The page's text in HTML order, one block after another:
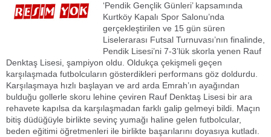
‘Pendik Gençlik Günleri’ kapsamında
Kurtköy Kapalı Spor Salonu’nda
gerçekleştirilen ve 15 gün süren
Liselerarası Futsal Turnuvası’nın finalinde,
Pendik Lisesi’ni 7-3’lük skorla yenen Rauf
Denktaş Lisesi, şampiyon oldu. Oldukça çekişmeli geçen
karşılaşmada futbolcuların gösterdikleri performans göz doldurdu.
Karşılaşmaya hızlı başlayan ve ard arda Emrah’ın ayağından
bulduğu gollerle skoru lehine çeviren Rauf Denktaş Lisesi bir ara
rehavete kapılsa da karşılaşmadan farklı galip gelmeyi bildi. Maçın
bitiş düdüğüyle birlikte sevinç yumağı haline gelen futbolcular,
beden eğitimi öğretmenleri ile birlikte başarılarını doyasıya kutladı.